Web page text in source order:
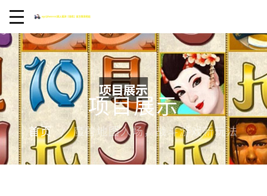
项目展示
首页 魔兽地图入场，战斗游戏新玩法